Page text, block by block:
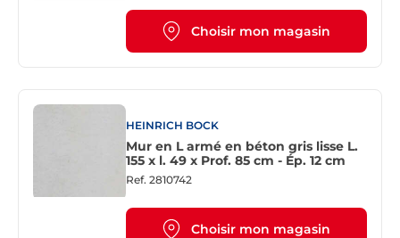
Choisir mon magasin
HEINRICH BOCK
Mur en L armé en béton gris lisse L.
155 x l. 49 x Prof. 85 cm - Ép. 12 cm
Ref. 2810742
Choisir mon magasin